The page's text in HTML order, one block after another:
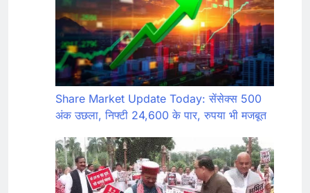
Share Market Update Today: सेंसेक्स 500
अंक उछला, निफ्टी 24,600 के पार, रुपया भी मजबूत